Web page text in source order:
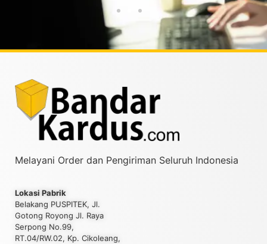
Melayani Order dan Pengiriman Seluruh Indonesia
Lokasi Pabrik
Belakang PUSPITEK, Jl.
Gotong Royong Jl. Raya
Serpong No.99,
RT.04/RW.02, Kp. Cikoleang,